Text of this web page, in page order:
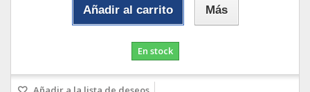
Añadir al carrito Más
En stock